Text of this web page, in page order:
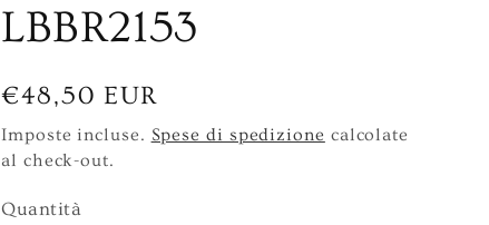
LBBR2153
Prezzo
di
listino
€48,50 EUR
Imposte incluse. Spese di spedizione calcolate
al check-out.
Quantità